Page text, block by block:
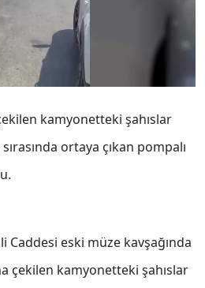
kamyonetteki şahıslar
ortaya çıkan pompalı
Caddesi eski müze kavşağında
çekilen kamyonetteki şahıslar